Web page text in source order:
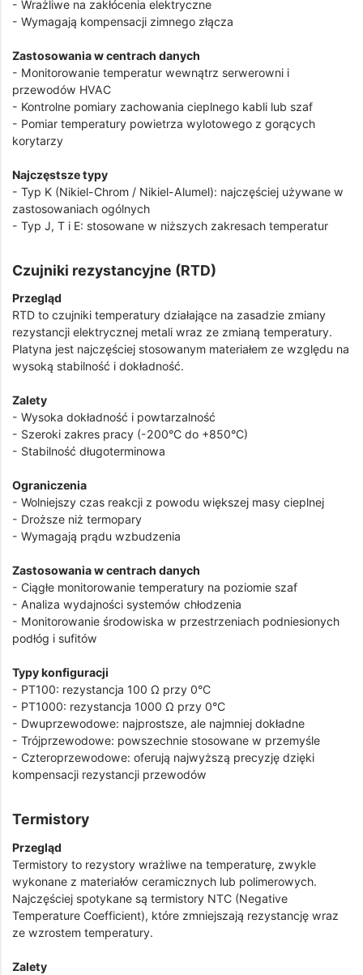
- Wrażliwe na zakłócenia elektryczne
- Wymagają kompensacji zimnego złącza
Zastosowania w centrach danych
- Monitorowanie temperatur wewnątrz serwerowni i
przewodów HVAC
- Kontrolne pomiary zachowania cieplnego kabli lub szaf
- Pomiar temperatury powietrza wylotowego z gorących
korytarzy
Najczęstsze typy
- Typ K (Nikiel-Chrom / Nikiel-Alumel): najczęściej używane w
zastosowaniach ogólnych
- Typ J, T i E: stosowane w niższych zakresach temperatur
Czujniki rezystancyjne (RTD)
Przegląd
RTD to czujniki temperatury działające na zasadzie zmiany
rezystancji elektrycznej metali wraz ze zmianą temperatury.
Platyna jest najczęściej stosowanym materiałem ze względu na
wysoką stabilność i dokładność.
Zalety
- Wysoka dokładność i powtarzalność
- Szeroki zakres pracy (-200°C do +850°C)
- Stabilność długoterminowa
Ograniczenia
- Wolniejszy czas reakcji z powodu większej masy cieplnej
- Droższe niż termopary
- Wymagają prądu wzbudzenia
Zastosowania w centrach danych
- Ciągłe monitorowanie temperatury na poziomie szaf
- Analiza wydajności systemów chłodzenia
- Monitorowanie środowiska w przestrzeniach podniesionych
podłóg i sufitów
Typy konfiguracji
- PT100: rezystancja 100 Ω przy 0°C
- PT1000: rezystancja 1000 Ω przy 0°C
- Dwuprzewodowe: najprostsze, ale najmniej dokładne
- Trójprzewodowe: powszechnie stosowane w przemyśle
- Czteroprzewodowe: oferują najwyższą precyzję dzięki
kompensacji rezystancji przewodów
Termistory
Przegląd
Termistory to rezystory wrażliwe na temperaturę, zwykle
wykonane z materiałów ceramicznych lub polimerowych.
Najczęściej spotykane są termistory NTC (Negative
Temperature Coefficient), które zmniejszają rezystancję wraz
ze wzrostem temperatury.
Zalety